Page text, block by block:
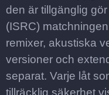
den är tillgänglig
(ISRC)
remixer, akustiska
versioner och
separat. Varje låt
tillräcklig säkerhet